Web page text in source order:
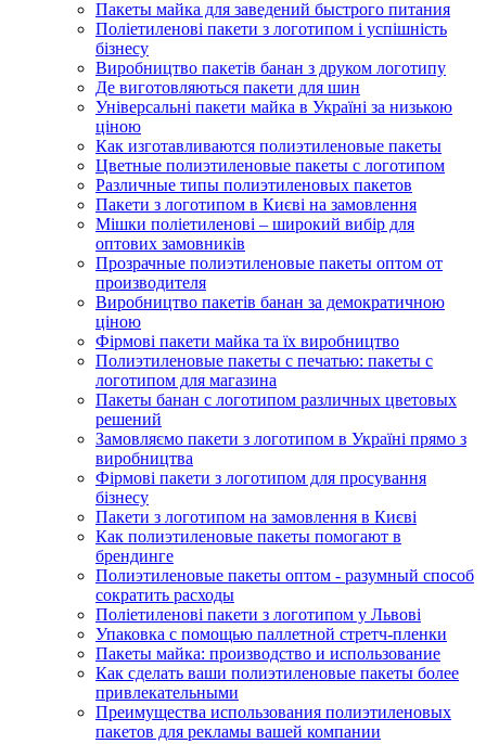
Пакеты майка для заведений быстрого питания
Поліетиленові пакети з логотипом і успішність
бізнесу
Виробництво пакетів банан з друком логотипу
Де виготовляються пакети для шин
Універсальні пакети майка в Україні за низькою
ціною
Как изготавливаются полиэтиленовые пакеты
Цветные полиэтиленовые пакеты с логотипом
Различные типы полиэтиленовых пакетов
Пакети з логотипом в Києві на замовлення
Мішки поліетиленові – широкий вибір для
оптових замовників
Прозрачные полиэтиленовые пакеты оптом от
производителя
Виробництво пакетів банан за демократичною
ціною
Фірмові пакети майка та їх виробництво
Полиэтиленовые пакеты с печатью: пакеты с
логотипом для магазина
Пакеты банан с логотипом различных цветовых
решений
Замовляємо пакети з логотипом в Україні прямо з
виробництва
Фірмові пакети з логотипом для просування
бізнесу
Пакети з логотипом на замовлення в Києві
Как полиэтиленовые пакеты помогают в
брендинге
Полиэтиленовые пакеты оптом - разумный способ
сократить расходы
Поліетиленові пакети з логотипом у Львові
Упаковка с помощью паллетной стретч-пленки
Пакеты майка: производство и использование
Как сделать ваши полиэтиленовые пакеты более
привлекательными
Преимущества использования полиэтиленовых
пакетов для рекламы вашей компании